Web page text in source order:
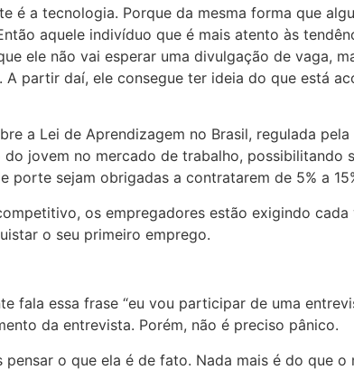
é a tecnologia. Porque da mesma forma que
aquele indivíduo que é mais atento às
ele não vai esperar uma divulgação de vaga,
partir daí, ele consegue ter ideia do que está
a Lei de Aprendizagem no Brasil, regulada
jovem no mercado de trabalho, possibilitando
porte sejam obrigadas a contratarem de 5% a
os empregadores estão exigindo
o seu primeiro emprego.
fala essa frase “eu vou participar de uma
da entrevista. Porém, não é preciso pânico.
o que ela é de fato. Nada mais é do que